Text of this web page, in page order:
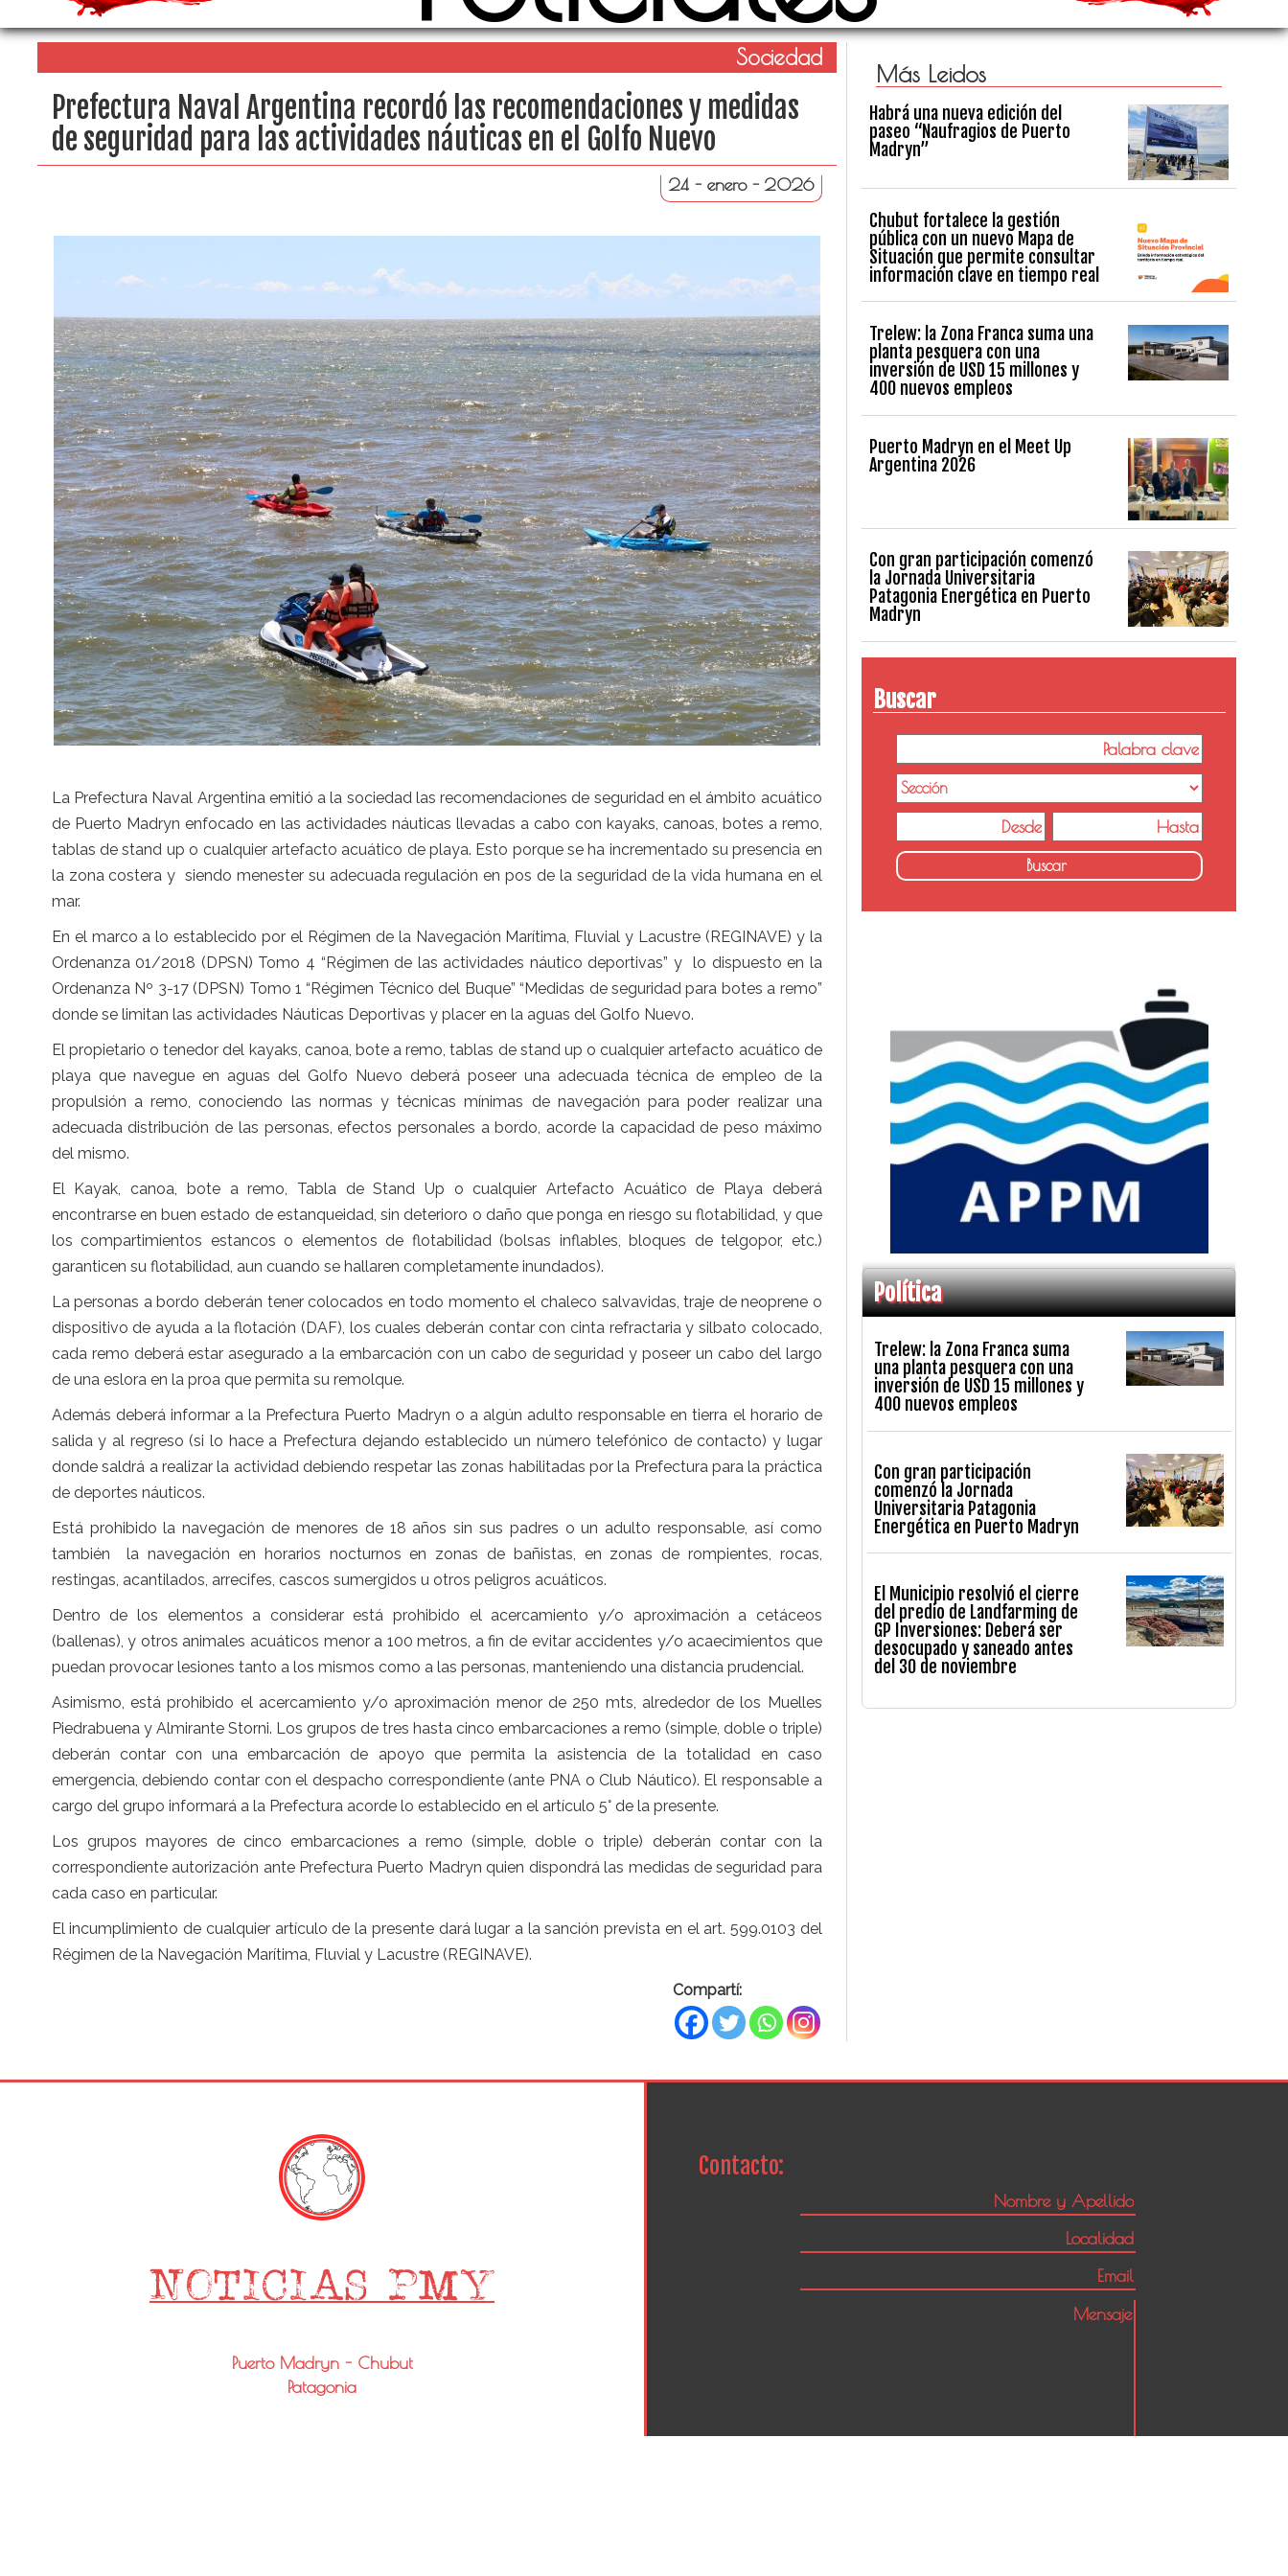
Sociedad
Prefectura Naval Argentina recordó las recomendaciones y medidas
de seguridad para las actividades náuticas en el Golfo Nuevo
24 - enero - 2026
La Prefectura Naval Argentina emitió a la sociedad las recomendaciones de seguridad en el ámbito acuático
de Puerto Madryn enfocado en las actividades náuticas llevadas a cabo con kayaks, canoas, botes a remo,
tablas de stand up o cualquier artefacto acuático de playa. Esto porque se ha incrementado su presencia en
la zona costera y siendo menester su adecuada regulación en pos de la seguridad de la vida humana en el
mar.
En el marco a lo establecido por el Régimen de la Navegación Marítima, Fluvial y Lacustre (REGINAVE) y la
Ordenanza 01/2018 (DPSN) Tomo 4 “Régimen de las actividades náutico deportivas” y lo dispuesto en la
Ordenanza Nº 3-17 (DPSN) Tomo 1 “Régimen Técnico del Buque” “Medidas de seguridad para botes a remo”
donde se limitan las actividades Náuticas Deportivas y placer en la aguas del Golfo Nuevo.
El propietario o tenedor del kayaks, canoa, bote a remo, tablas de stand up o cualquier artefacto acuático de
playa que navegue en aguas del Golfo Nuevo deberá poseer una adecuada técnica de empleo de la
propulsión a remo, conociendo las normas y técnicas mínimas de navegación para poder realizar una
adecuada distribución de las personas, efectos personales a bordo, acorde la capacidad de peso máximo
del mismo.
El Kayak, canoa, bote a remo, Tabla de Stand Up o cualquier Artefacto Acuático de Playa deberá
encontrarse en buen estado de estanqueidad, sin deterioro o daño que ponga en riesgo su flotabilidad, y que
los compartimientos estancos o elementos de flotabilidad (bolsas inflables, bloques de telgopor, etc.)
garanticen su flotabilidad, aun cuando se hallaren completamente inundados).
La personas a bordo deberán tener colocados en todo momento el chaleco salvavidas, traje de neoprene o
dispositivo de ayuda a la flotación (DAF), los cuales deberán contar con cinta refractaria y silbato colocado,
cada remo deberá estar asegurado a la embarcación con un cabo de seguridad y poseer un cabo del largo
de una eslora en la proa que permita su remolque.
Además deberá informar a la Prefectura Puerto Madryn o a algún adulto responsable en tierra el horario de
salida y al regreso (si lo hace a Prefectura dejando establecido un número telefónico de contacto) y lugar
donde saldrá a realizar la actividad debiendo respetar las zonas habilitadas por la Prefectura para la práctica
de deportes náuticos.
Está prohibido la navegación de menores de 18 años sin sus padres o un adulto responsable, así como
también la navegación en horarios nocturnos en zonas de bañistas, en zonas de rompientes, rocas,
restingas, acantilados, arrecifes, cascos sumergidos u otros peligros acuáticos.
Dentro de los elementos a considerar está prohibido el acercamiento y/o aproximación a cetáceos
(ballenas), y otros animales acuáticos menor a 100 metros, a fin de evitar accidentes y/o acaecimientos que
puedan provocar lesiones tanto a los mismos como a las personas, manteniendo una distancia prudencial.
Asimismo, está prohibido el acercamiento y/o aproximación menor de 250 mts, alrededor de los Muelles
Piedrabuena y Almirante Storni. Los grupos de tres hasta cinco embarcaciones a remo (simple, doble o triple)
deberán contar con una embarcación de apoyo que permita la asistencia de la totalidad en caso
emergencia, debiendo contar con el despacho correspondiente (ante PNA o Club Náutico). El responsable a
cargo del grupo informará a la Prefectura acorde lo establecido en el artículo 5° de la presente.
Los grupos mayores de cinco embarcaciones a remo (simple, doble o triple) deberán contar con la
correspondiente autorización ante Prefectura Puerto Madryn quien dispondrá las medidas de seguridad para
cada caso en particular.
El incumplimiento de cualquier artículo de la presente dará lugar a la sanción prevista en el art. 599.0103 del
Régimen de la Navegación Marítima, Fluvial y Lacustre (REGINAVE).
Compartí:
Más Leidos
Habrá una nueva edición del
paseo “Naufragios de Puerto
Madryn”
Chubut fortalece la gestión
pública con un nuevo Mapa de
Situación que permite consultar
información clave en tiempo real
Trelew: la Zona Franca suma una
planta pesquera con una
inversión de USD 15 millones y
400 nuevos empleos
Puerto Madryn en el Meet Up
Argentina 2026
Con gran participación comenzó
la Jornada Universitaria
Patagonia Energética en Puerto
Madryn
Buscar
Política
Trelew: la Zona Franca suma
una planta pesquera con una
inversión de USD 15 millones y
400 nuevos empleos
Con gran participación
comenzó la Jornada
Universitaria Patagonia
Energética en Puerto Madryn
El Municipio resolvió el cierre
del predio de Landfarming de
GP Inversiones: Deberá ser
desocupado y saneado antes
del 30 de noviembre
Puerto Madryn - Chubut
Patagonia
Contacto: